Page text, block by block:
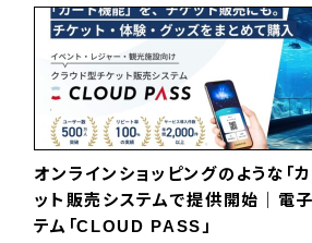
オンラインショッピングのような「
ット販売システムで提供開始｜電
テム「CLOUD PASS」